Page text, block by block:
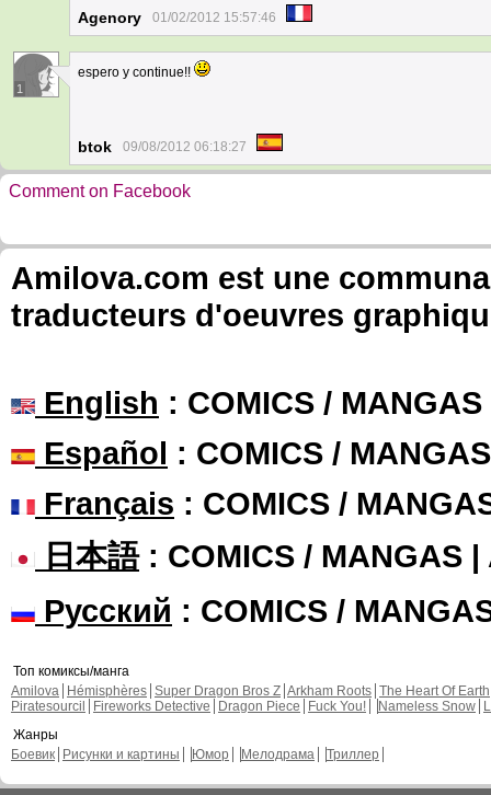
Agenory 01/02/2012 15:57:46
1
espero y continue!!
btok 09/08/2012 06:18:27
Comment on Facebook
Amilova.com est une
traducteurs d'oeuvres
English : COMICS /
Español : COMICS /
Français : COMICS /
日本語: COMICS / MANGAS |
Русский : COMICS /
Топ комиксы/манга
Amilova
Hémisphères Super Dragon Bros Z Arkham Roots The Heart Of Earth
Piratesourcil
Fireworks Detective Dragon Piece Fuck You! Nameless Snow
Жанры
Боевик
Рисунки и картины Юмор Мелодрама Триллер